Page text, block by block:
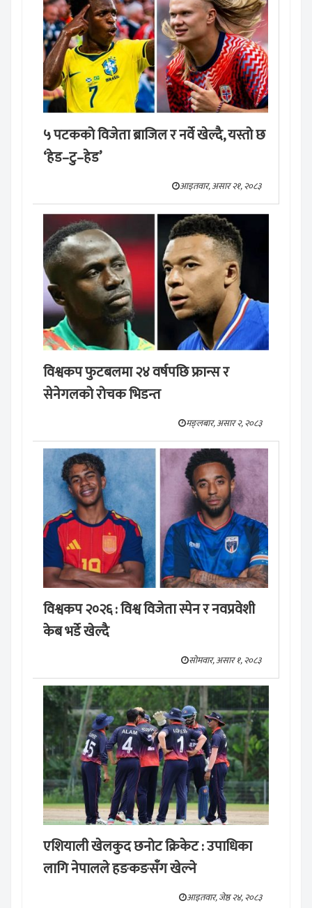
५ पटकको विजेता ब्राजिल र नर्वे खेल्दै, यस्तो छ
‘हेड–टु–हेड’
आइतवार, असार २१, २०८३
विश्वकप फुटबलमा २४ वर्षपछि फ्रान्स र
सेनेगलको रोचक भिडन्त
मङ्लबार, असार २, २०८३
विश्वकप २०२६ : विश्व विजेता स्पेन र नवप्रवेशी
केब भर्डे खेल्दै
सोमवार, असार १, २०८३
एशियाली खेलकुद छनोट क्रिकेट : उपाधिका
लागि नेपालले हङकङसँग खेल्ने
आइतवार, जेष्ठ २४, २०८३